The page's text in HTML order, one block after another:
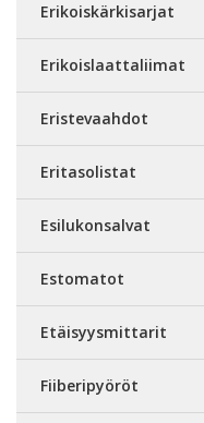
Erikoiskärkisarjat
Erikoislaattaliimat
Eristevaahdot
Eritasolistat
Esilukonsalvat
Estomatot
Etäisyysmittarit
Fiiberipyöröt